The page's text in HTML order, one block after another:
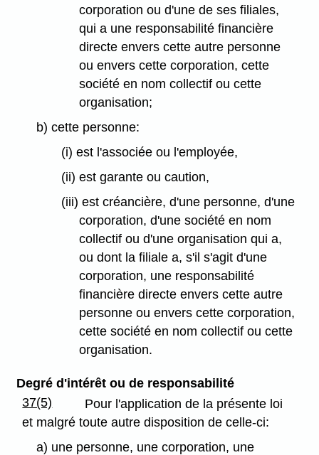
corporation ou d'une de ses filiales,
qui a une responsabilité financière
directe envers cette autre personne
ou envers cette corporation, cette
société en nom collectif ou cette
organisation;
b) cette personne:
(i) est l'associée ou l'employée,
(ii) est garante ou caution,
(iii) est créancière, d'une personne, d'une
corporation, d'une société en nom
collectif ou d'une organisation qui a,
ou dont la filiale a, s'il s'agit d'une
corporation, une responsabilité
financière directe envers cette autre
personne ou envers cette corporation,
cette société en nom collectif ou cette
organisation.
Degré d'intérêt ou de responsabilité
37(5)
Pour l'application de la présente loi
et malgré toute autre disposition de celle-ci:
a) une personne, une corporation, une